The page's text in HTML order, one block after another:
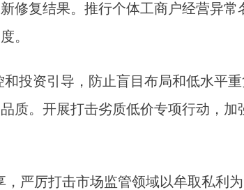
修复结果。推行个体工商户经营异
。
和投资引导，防止盲目布局和低水平
质。开展打击劣质低价专项行动，加
严厉打击市场监管领域以牟取私利